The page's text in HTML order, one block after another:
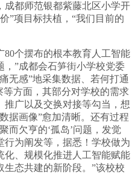
成都师范银都紫藤北区小学开
”项目标扶植，“我们目前的
个摆布的根本教育人工智能
”成都会石笋街小学校党委
无感”地采集数据、若何打通
等方面，其部分对学校的需求
广以及交换对接等勾当，想
据画像”愈加清晰。还有过程
而欠亨的‘孤岛’问题，发觉
为阐发等，据悉！学校做为
化、规模化推进人工智能赋能
态共建的新阶段。”该校校